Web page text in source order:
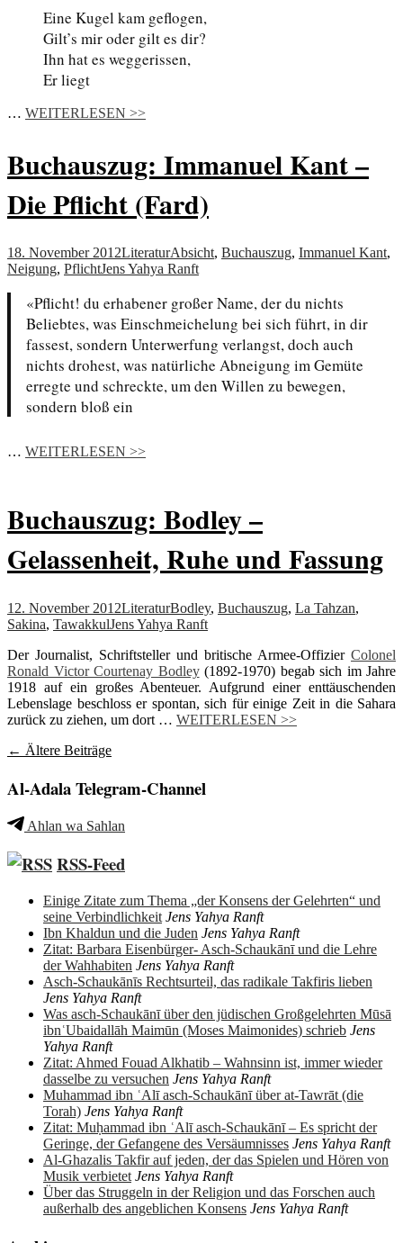
Eine Kugel kam geflogen,
Gilt’s mir oder gilt es dir?
Ihn hat es weggerissen,
Er liegt
… WEITERLESEN >>
Buchauszug: Immanuel Kant –
Die Pflicht (Fard)
18. November 2012LiteraturAbsicht, Buchauszug, Immanuel Kant,
Neigung, PflichtJens Yahya Ranft
«Pflicht! du erhabener großer Name, der du nichts
Beliebtes, was Einschmeichelung bei sich führt, in dir
fassest, sondern Unterwerfung verlangst, doch auch
nichts drohest, was natürliche Abneigung im Gemüte
erregte und schreckte, um den Willen zu bewegen,
sondern bloß ein
… WEITERLESEN >>
Buchauszug: Bodley –
Gelassenheit, Ruhe und Fassung
12. November 2012LiteraturBodley, Buchauszug, La Tahzan,
Sakina, TawakkulJens Yahya Ranft
Der Journalist, Schriftsteller und britische Armee-Offizier Colonel
Ronald Victor Courtenay Bodley(1892-1970) begab sich im Jahre
1918 auf ein großes Abenteuer. Aufgrund einer enttäuschenden
Lebenslage beschloss er spontan, sich für einige Zeit in die Sahara
zurück zu ziehen, um dort … WEITERLESEN >>
Beitragsnavigation
← Ältere Beiträge
Al-Adala Telegram-Channel
Ahlan wa Sahlan
RSS-Feed
Einige Zitate zum Thema „der Konsens der Gelehrten“ und
seine Verbindlichkeit Jens Yahya Ranft
Ibn Khaldun und die Juden Jens Yahya Ranft
Zitat: Barbara Eisenbürger- Asch-Schaukānī und die Lehre
der Wahhabiten Jens Yahya Ranft
Asch-Schaukānīs Rechtsurteil, das radikale Takfiris lieben
Jens Yahya Ranft
Was asch-Schaukānī über den jüdischen Großgelehrten Mūsā
ibnʿUbaidallāh Maimūn (Moses Maimonides) schrieb Jens
Yahya Ranft
Zitat: Ahmed Fouad Alkhatib – Wahnsinn ist, immer wieder
dasselbe zu versuchen Jens Yahya Ranft
Muhammad ibn ʿAlī asch-Schaukānī über at-Tawrāt (die
Torah) Jens Yahya Ranft
Zitat: Muḥammad ibn ʿAlī asch-Schaukānī – Es spricht der
Geringe, der Gefangene des Versäumnisses Jens Yahya Ranft
Al-Ghazalis Takfir auf jeden, der das Spielen und Hören von
Musik verbietet Jens Yahya Ranft
Über das Struggeln in der Religion und das Forschen auch
außerhalb des angeblichen Konsens Jens Yahya Ranft